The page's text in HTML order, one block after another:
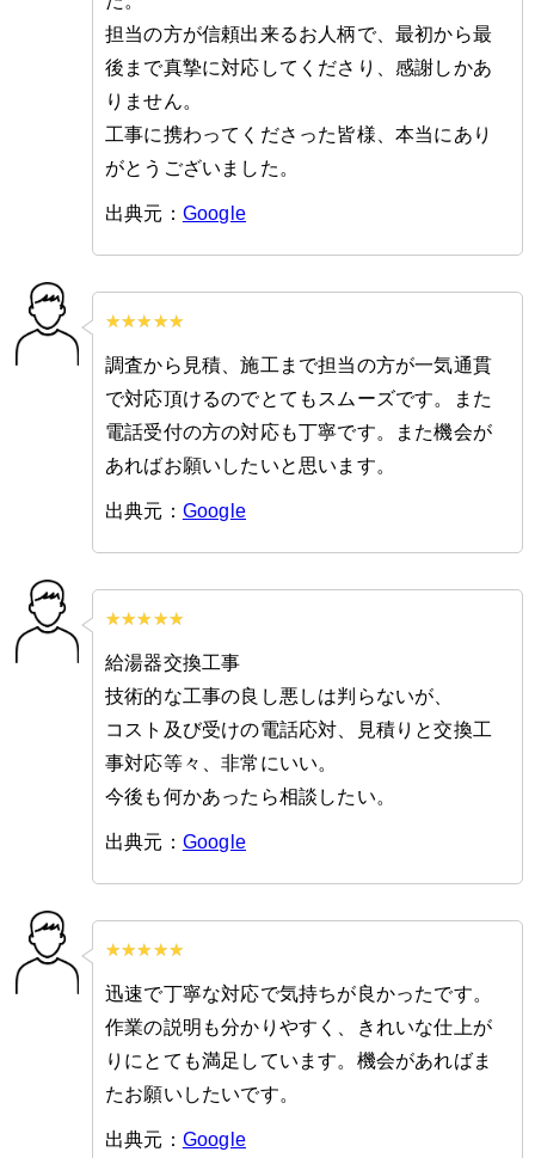
担当の方が信頼出来るお人柄で、最初から最
後まで真摯に対応してくださり、感謝しかあ
りません。
工事に携わってくださった皆様、本当にあり
がとうございました。
出典元： Google
調査から見積、施工まで担当の方が一気通貫
で対応頂けるのでとてもスムーズです。また
電話受付の方の対応も丁寧です。また機会が
あればお願いしたいと思います。
出典元： Google
給湯器交換工事
技術的な工事の良し悪しは判らないが、
コスト及び受けの電話応対、見積りと交換工
事対応等々、非常にいい。
今後も何かあったら相談したい。
出典元： Google
迅速で丁寧な対応で気持ちが良かったです。
作業の説明も分かりやすく、きれいな仕上が
りにとても満足しています。機会があればま
たお願いしたいです。
出典元： Google